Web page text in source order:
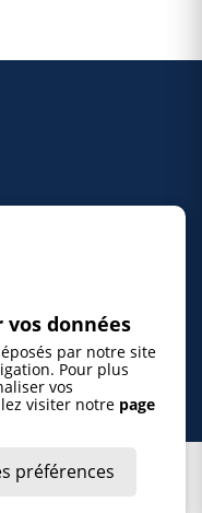
données
par notre site
Pour plus
vos
visiter notre page
préférences